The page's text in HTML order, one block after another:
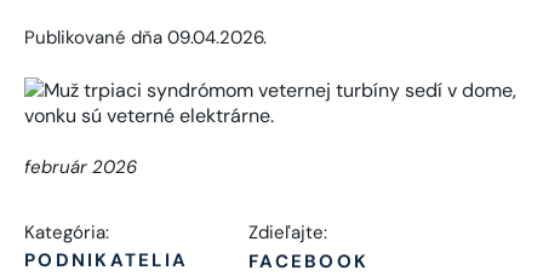
Publikované dňa 09.04.2026.
február 2026
Kategória:
PODNIKATELIA
Zdieľajte:
FACEBOOK